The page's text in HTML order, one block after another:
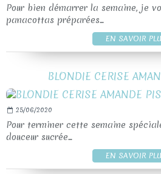
Pour bien démarrer la semaine, je
panacottas préparées...
EN SAVOIR
BLONDIE CERISE
25/06/2020
Pour terminer cette semaine
douceur sucrée...
EN SAVOIR